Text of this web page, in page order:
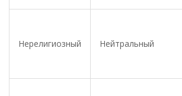
Нерелигиозный Нейтральный